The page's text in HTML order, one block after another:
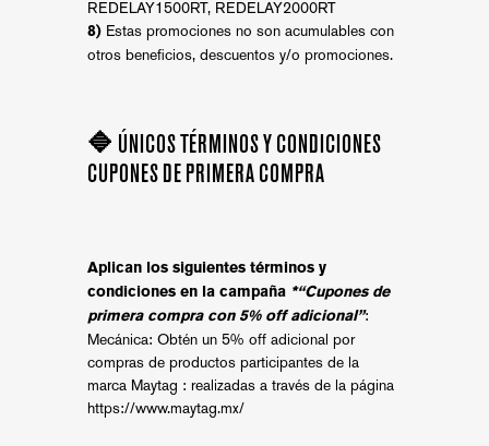
REDELAY1500RT, REDELAY2000RT
8) Estas promociones no son acumulables con
otros beneficios, descuentos y/o promociones.
🔷 ÚNICOS TÉRMINOS Y CONDICIONES
CUPONES DE PRIMERA COMPRA
Aplican los siguientes términos y
condiciones en la campaña *“Cupones de
primera compra con 5% off adicional”:
Mecánica: Obtén un 5% off adicional por
compras de productos participantes de la
marca Maytag : realizadas a través de la página
https://www.maytag.mx/